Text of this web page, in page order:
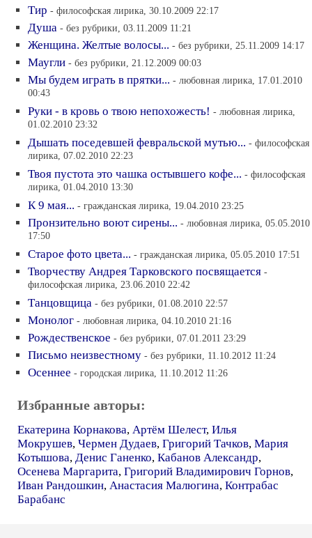
Тир - философская лирика, 30.10.2009 22:17
Душа - без рубрики, 03.11.2009 11:21
Женщина. Желтые волосы... - без рубрики, 25.11.2009 14:17
Маугли - без рубрики, 21.12.2009 00:03
Мы будем играть в прятки... - любовная лирика, 17.01.2010
00:43
Руки - в кровь о твою непохожесть! - любовная лирика,
01.02.2010 23:32
Дышать поседевшей февральской мутью... - философская
лирика, 07.02.2010 22:23
Твоя пустота это чашка остывшего кофе... - философская
лирика, 01.04.2010 13:30
К 9 мая... - гражданская лирика, 19.04.2010 23:25
Пронзительно воют сирены... - любовная лирика, 05.05.2010
17:50
Старое фото цвета... - гражданская лирика, 05.05.2010 17:51
Творчеству Андрея Тарковского посвящается -
философская лирика, 23.06.2010 22:42
Танцовщица - без рубрики, 01.08.2010 22:57
Монолог - любовная лирика, 04.10.2010 21:16
Рождественское - без рубрики, 07.01.2011 23:29
Письмо неизвестному - без рубрики, 11.10.2012 11:24
Осеннее - городская лирика, 11.10.2012 11:26
Избранные авторы:
Екатерина Корнакова, Артём Шелест, Илья
Мокрушев, Чермен Дудаев, Григорий Тачков, Мария
Котышова, Денис Ганенко, Кабанов Александр,
Осенева Маргарита, Григорий Владимирович Горнов,
Иван Рандошкин, Анастасия Малюгина, Контрабас
Барабанс